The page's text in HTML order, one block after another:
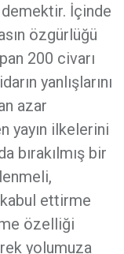
İçinde
özgürlüğü
200 civarı
yanlışlarını
azar
yayın ilkelerini
bırakılmış bir
kabul ettirme
özelliği
yolumuza